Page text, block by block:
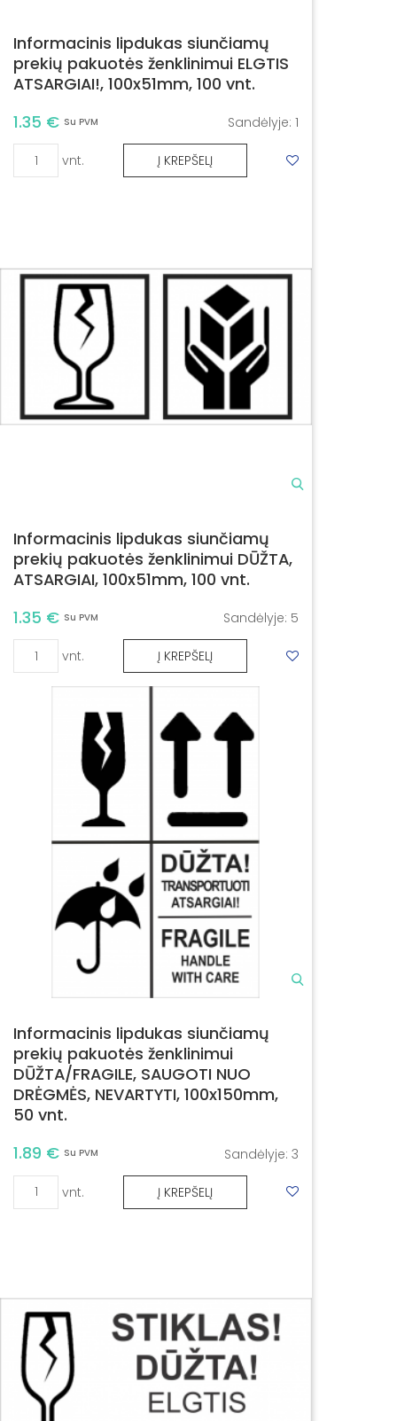
Informacinis lipdukas siunčiamų
prekių pakuotės ženklinimui ELGTIS
ATSARGIAI!, 100x51mm, 100 vnt.
1.35 € Su PVM Sandėlyje: 1
vnt. Į KREPŠELĮ
Informacinis lipdukas siunčiamų
prekių pakuotės ženklinimui DŪŽTA,
ATSARGIAI, 100x51mm, 100 vnt.
1.35 € Su PVM Sandėlyje: 5
vnt. Į KREPŠELĮ
Informacinis lipdukas siunčiamų
prekių pakuotės ženklinimui
DŪŽTA/FRAGILE, SAUGOTI NUO
DRĖGMĖS, NEVARTYTI, 100x150mm,
50 vnt.
1.89 € Su PVM Sandėlyje: 3
vnt. Į KREPŠELĮ